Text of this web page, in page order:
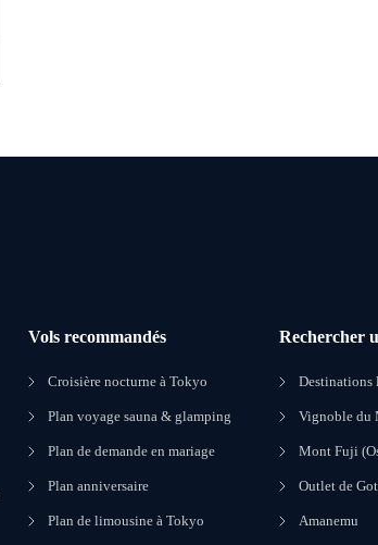
Vols recommandés
Croisière nocturne à Tokyo
Plan voyage sauna & glamping
Plan de demande en mariage
Plan anniversaire
Plan de limousine à Tokyo
Rechercher
Destinations
Vignoble du
Mont Fuji
Outlet de
Amanemu